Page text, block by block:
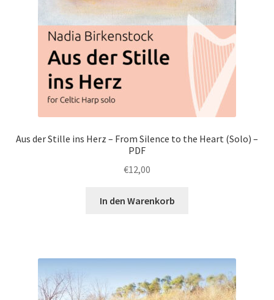
Aus der Stille ins Herz – From Silence to the Heart (Solo) –
PDF
€12,00
In den Warenkorb